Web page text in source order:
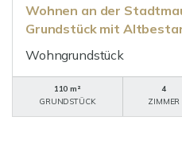
Wohnen an der
Grundstück mit
Wohngrundstück
110 m²
GRUNDSTÜCK
4
ZIMMER